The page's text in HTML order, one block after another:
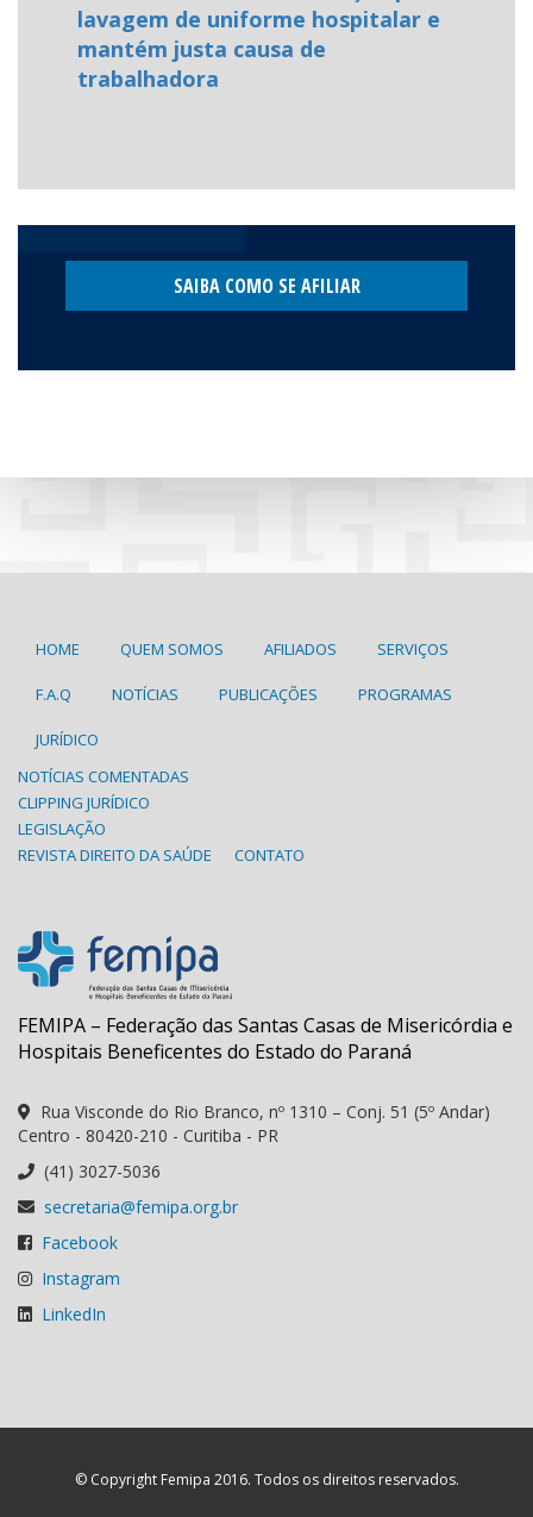
lavagem de uniforme hospitalar e
mantém justa causa de
trabalhadora
SAIBA COMO SE AFILIAR
HOME QUEM SOMOS AFILIADOS SERVIÇOS
F.A.Q NOTÍCIAS PUBLICAÇÕES PROGRAMAS
JURÍDICO
NOTÍCIAS COMENTADAS
CLIPPING JURÍDICO
LEGISLAÇÃO
REVISTA DIREITO DA SAÚDE
CONTATO
FEMIPA – Federação das Santas Casas de Misericórdia e
Hospitais Beneficentes do Estado do Paraná
Rua Visconde do Rio Branco, nº 1310 – Conj. 51 (5º Andar)
Centro - 80420-210 - Curitiba - PR
(41) 3027-5036
secretaria@femipa.org.br
Facebook
Instagram
LinkedIn
© Copyright Femipa 2016. Todos os direitos reservados.